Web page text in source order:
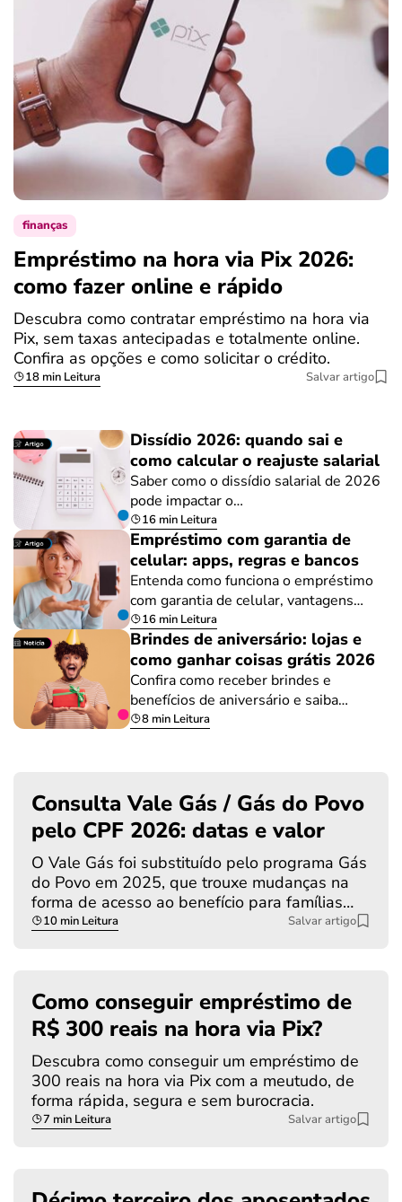
finanças
Empréstimo na hora via Pix 2026:
como fazer online e rápido
Descubra como contratar empréstimo na hora via
Pix, sem taxas antecipadas e totalmente online.
Confira as opções e como solicitar o crédito.
18 min Leitura Salvar artigo
Dissídio 2026: quando sai e
como calcular o reajuste salarial
Saber como o dissídio salarial de 2026
pode impactar o…
16 min Leitura
Empréstimo com garantia de
celular: apps, regras e bancos
Entenda como funciona o empréstimo
com garantia de celular, vantagens…
16 min Leitura
Brindes de aniversário: lojas e
como ganhar coisas grátis 2026
Confira como receber brindes e
benefícios de aniversário e saiba…
8 min Leitura
Consulta Vale Gás / Gás do Povo
pelo CPF 2026: datas e valor
O Vale Gás foi substituído pelo programa Gás
do Povo em 2025, que trouxe mudanças na
forma de acesso ao benefício para famílias…
10 min Leitura Salvar artigo
Como conseguir empréstimo de
R$ 300 reais na hora via Pix?
Descubra como conseguir um empréstimo de
300 reais na hora via Pix com a meutudo, de
forma rápida, segura e sem burocracia.
7 min Leitura Salvar artigo